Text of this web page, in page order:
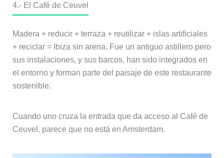
4.- El Café de Ceuvel
Madera + reducir + terraza + reutilizar + islas artificiales
+ reciclar = Ibiza sin arena. Fue un antiguo astillero pero
sus instalaciones, y sus barcos, han sido integrados en
el entorno y forman parte del paisaje de este restaurante
sostenible.
Cuando uno cruza la entrada que da acceso al Café de
Ceuvel, parece que no está en Amsterdam.